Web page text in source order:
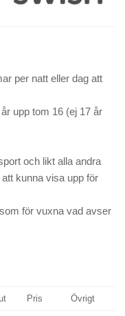
per natt eller dag att
upp tom 16 (ej 17 år
och likt alla andra
kunna visa upp för
för vuxna vad avser
Pris Övrigt